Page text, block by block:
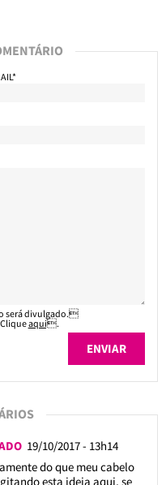
será divulgado.
aqui.
19/10/2017 - 13h14
do que meu cabelo
esta ideia aqui, se